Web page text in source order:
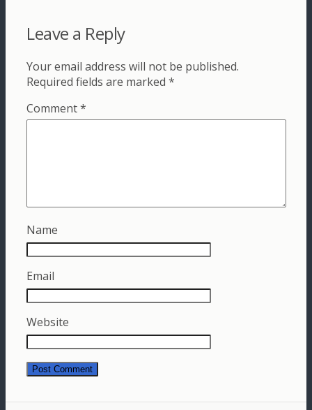
Leave a Reply
Your email address will not be published.
Required fields are marked *
Comment*
Name
Email
Website